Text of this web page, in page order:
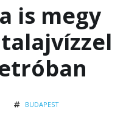
is megy
BUDAPEST